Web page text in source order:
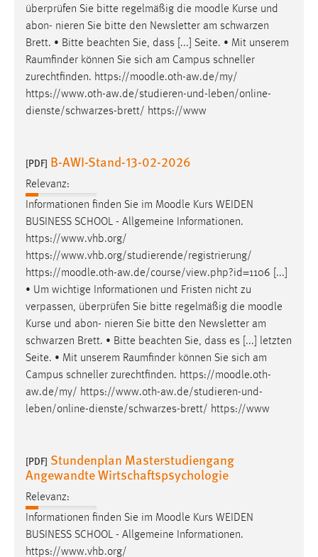
überprüfen Sie bitte regelmäßig die moodle Kurse und
abon- nieren Sie bitte den Newsletter am schwarzen
Brett. • Bitte beachten Sie, dass [...] Seite. • Mit unserem
Raumfinder können Sie sich am Campus schneller
zurechtfinden. https://moodle.oth-aw.de/my/
https://www.oth-aw.de/studieren-und-leben/online-
dienste/schwarzes-brett/ https://www
[PDF] B-AWI-Stand-13-02-2026
Relevanz:
Informationen finden Sie im Moodle Kurs WEIDEN
BUSINESS SCHOOL - Allgemeine Informationen.
https://www.vhb.org/
https://www.vhb.org/studierende/registrierung/
https://moodle.oth-aw.de/course/view.php?id=1106 [...]
• Um wichtige Informationen und Fristen nicht zu
verpassen, überprüfen Sie bitte regelmäßig die moodle
Kurse und abon- nieren Sie bitte den Newsletter am
schwarzen Brett. • Bitte beachten Sie, dass es [...] letzten
Seite. • Mit unserem Raumfinder können Sie sich am
Campus schneller zurechtfinden. https://moodle.oth-
aw.de/my/ https://www.oth-aw.de/studieren-und-
leben/online-dienste/schwarzes-brett/ https://www
[PDF] Stundenplan Masterstudiengang
Angewandte Wirtschaftspsychologie
Relevanz:
Informationen finden Sie im Moodle Kurs WEIDEN
BUSINESS SCHOOL - Allgemeine Informationen.
https://www.vhb.org/